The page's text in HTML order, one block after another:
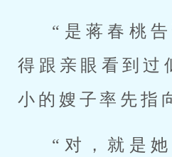
“是蒋春桃
得跟亲眼看到过
小的嫂子率先指
“对，就是